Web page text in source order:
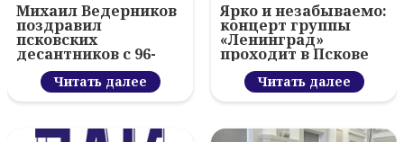
Михаил Ведерников
поздравил
псковских
десантников с 96-
летием ВДВ и
вручил награды
Читать далее
Ярко и незабываемо:
концерт группы
«Ленинград»
проходит в Пскове
Читать далее